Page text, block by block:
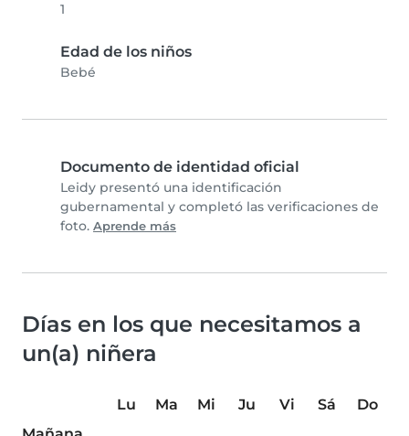
1
Edad de los niños
Bebé
Documento de identidad oficial
Leidy presentó una identificación
gubernamental y completó las verificaciones de
foto. Aprende más
Días en los que necesitamos a
un(a) niñera
Lu Ma Mi Ju Vi Sá
Do